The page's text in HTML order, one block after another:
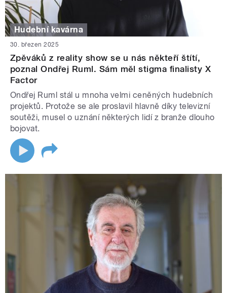
Hudební kavárna
30. březen 2025
Zpěváků z reality show se u nás někteří štítí,
poznal Ondřej Ruml. Sám měl stigma finalisty X
Factor
Ondřej Ruml stál u mnoha velmi ceněných hudebních
projektů. Protože se ale proslavil hlavně díky televizní
soutěži, musel o uznání některých lidí z branže dlouho
bojovat.